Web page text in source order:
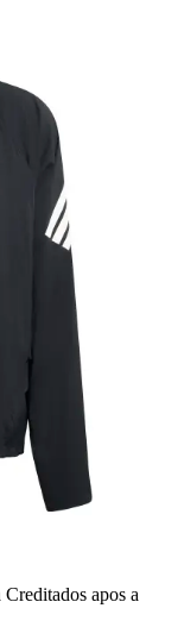
Creditados apos a